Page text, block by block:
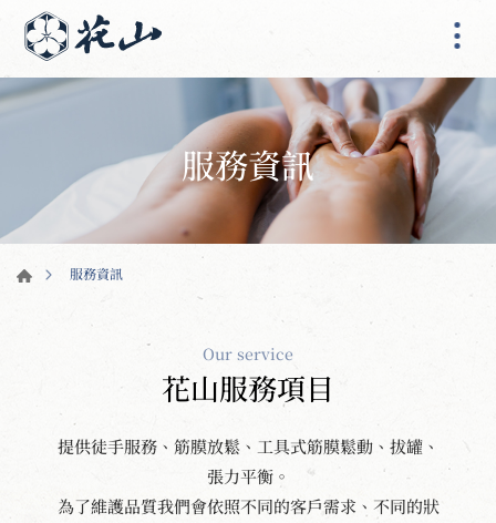
服務資訊
服務資訊
Our service
花山服務項目
提供徒手服務、筋膜放鬆、工具式筋膜鬆動、拔罐、
張力平衡。
為了維護品質我們會依照不同的客戶需求、不同的狀